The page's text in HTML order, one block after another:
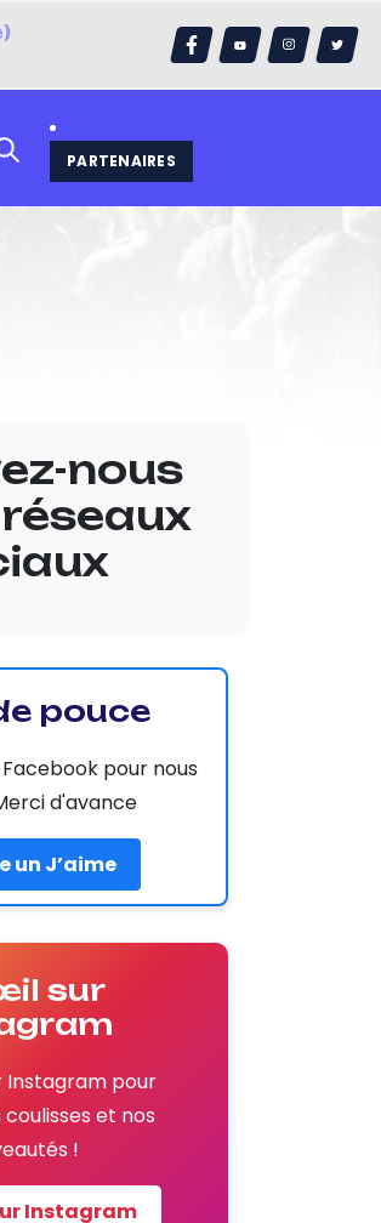
PARTENAIRES
nous
pouce
pour nous
d'avance
un J’aime
sur
Instagram pour
et nos
!
Instagram